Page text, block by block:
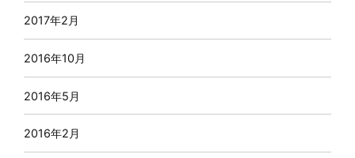
2017年2月
2016年10月
2016年5月
2016年2月